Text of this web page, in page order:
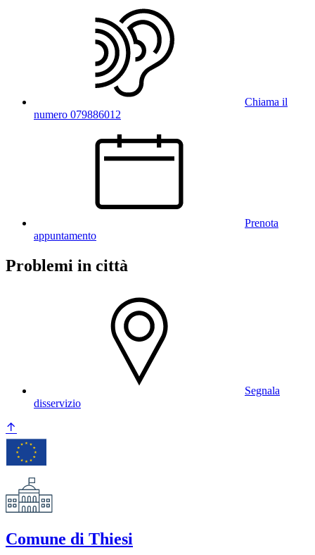
Chiama il
numero 079886012
Prenota
appuntamento
Problemi in città
Segnala
disservizio
Comune di Thiesi